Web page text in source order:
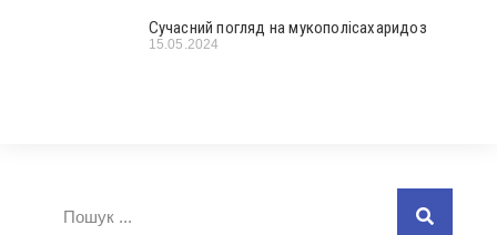
Сучасний погляд на мукополісахаридоз
15.05.2024